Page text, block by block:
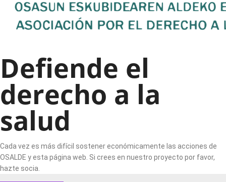
Defiende el
derecho a la
salud
Cada vez es más difícil sostener económicamente las acciones de
OSALDE y esta página web. Si crees en nuestro proyecto por favor,
hazte socia.